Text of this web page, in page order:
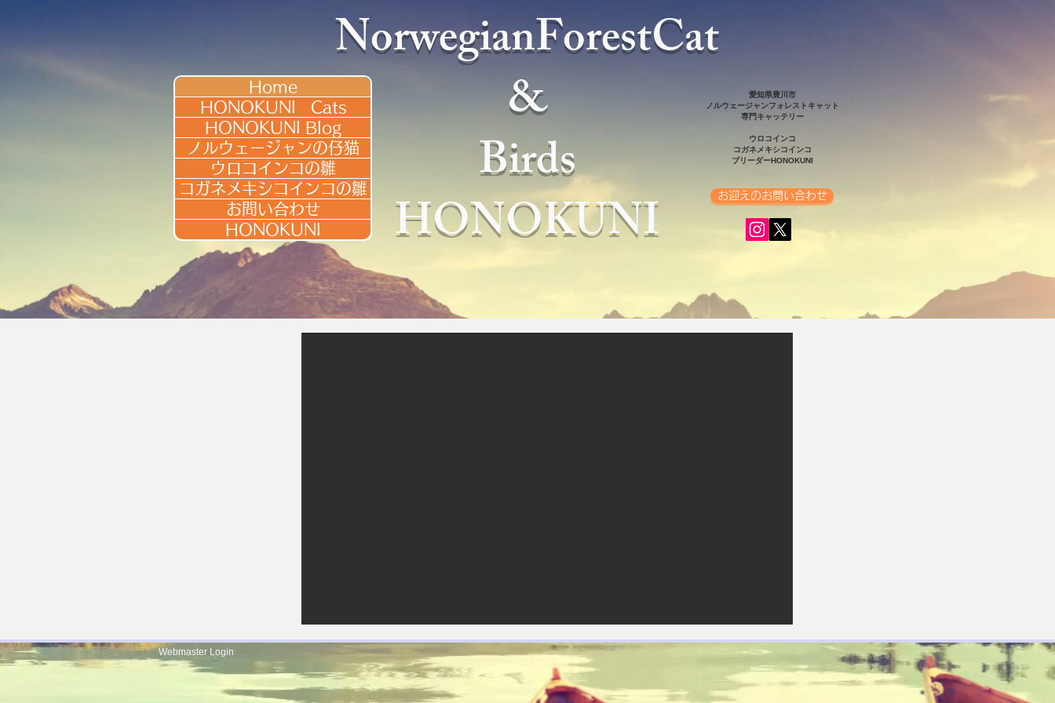
Home
HONOKUNI Cats
HONOKUNI Blog
ノルウェージャンの仔猫
ウロコインコの雛
コガネメキシコインコの雛
お問い合わせ
HONOKUNI
NorwegianForestCat
&
Birds
HONOKUNI
お迎えのお問い合わせ
​愛知県豊川市
ノルウェージャンフォレストキャット
専門キャッテリー
ウロコインコ
コガネメキシコインコ
ブリーダーHONOKUNI
Webmaster Login